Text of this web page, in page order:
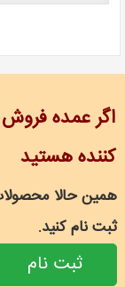
اگر عمده فروش
کننده هستید
همین حالا
ثبت نام کنید.
ثبت نام